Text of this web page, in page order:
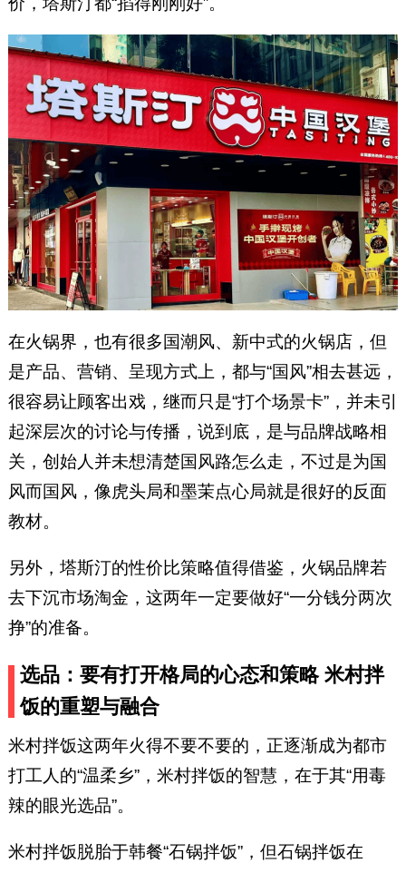
在火锅界，也有很多国潮风、新中式的火锅店，但
是产品、营销、呈现方式上，都与“国风”相去甚远，
很容易让顾客出戏，继而只是“打个场景卡”，并未引
起深层次的讨论与传播，说到底，是与品牌战略相
关，创始人并未想清楚国风路怎么走，不过是为国
风而国风，像虎头局和墨茉点心局就是很好的反面
教材。
另外，塔斯汀的性价比策略值得借鉴，火锅品牌若
去下沉市场淘金，这两年一定要做好“一分钱分两次
挣”的准备。
选品：要有打开格局的心态和策略 米村拌
饭的重塑与融合
米村拌饭这两年火得不要不要的，正逐渐成为都市
打工人的“温柔乡”，米村拌饭的智慧，在于其“用毒
辣的眼光选品”。
米村拌饭脱胎于韩餐“石锅拌饭”，但石锅拌饭在